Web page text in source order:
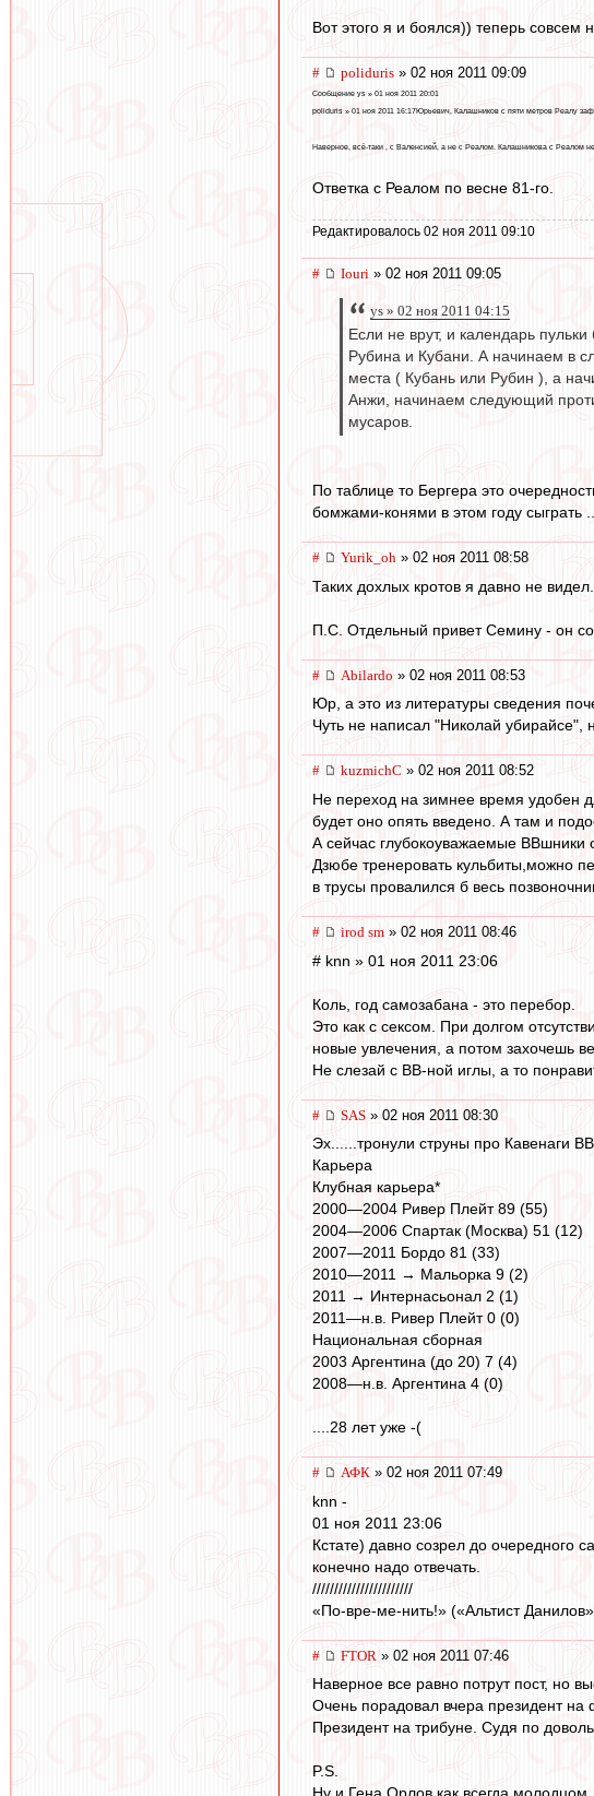
Вот этого я и боялся)) теперь
# poliduris » 02 ноя 2011 09:09
Сообщение ys » 01 ноя 2011 20:01
poliduris » 01 ноя 2011 16:17Юрьевич, Калашников с пяти метров Реалу
Наверное, всё-таки , с Валенсией, а не с Реалом. Калашникова с Реалом
Ответка с Реалом по весне 81-го.
Редактировалось 02 ноя 2011 09:10
# Iouri » 02 ноя 2011 09:05
ys » 02 ноя 2011 04:15
Если не врут, и календарь
Рубина и Кубани. А начинаем в
места ( Кубань или Рубин ), а
Анжи, начинаем следующий
мусаров.
По таблице то Бергера это
бомжами-конями в этом году сыграть ...
# Yurik_oh » 02 ноя 2011 08:58
Таких дохлых кротов я давно не
П.С. Отдельный привет Семину - он
# Abilardo » 02 ноя 2011 08:53
Юр, а это из литературы сведения
Чуть не написал "Николай убирайсе",
# kuzmichC » 02 ноя 2011 08:52
Не переход на зимнее время удобен
будет оно опять введено. А там и
А сейчас глубокоуважаемые ВВшники
Дзюбе тренеровать кульбиты,можно
в трусы провалился б весь
# irod sm » 02 ноя 2011 08:46
# knn » 01 ноя 2011 23:06
Коль, год самозабана - это перебор.
Это как с сексом. При долгом
новые увлечения, а потом захочешь
Не слезай с ВВ-ной иглы, а то
# SAS » 02 ноя 2011 08:30
Эх......тронули струны про Кавенаги
Карьера
Клубная карьера*
2000—2004 Ривер Плейт 89 (55)
2004—2006 Спартак (Москва) 51 (12)
2007—2011 Бордо 81 (33)
2010—2011 → Мальорка 9 (2)
2011 → Интернасьонал 2 (1)
2011—н.в. Ривер Плейт 0 (0)
Национальная сборная
2003 Аргентина (до 20) 7 (4)
2008—н.в. Аргентина 4 (0)
....28 лет уже -(
# АФК » 02 ноя 2011 07:49
knn -
01 ноя 2011 23:06
Кстате) давно созрел до очередного
конечно надо отвечать.
///////////////////////
«По-вре-ме-нить!» («Альтист
# FTOR » 02 ноя 2011 07:46
Наверное все равно потрут пост, но
Очень порадовал вчера президент
Президент на трибуне. Судя по
P.S.